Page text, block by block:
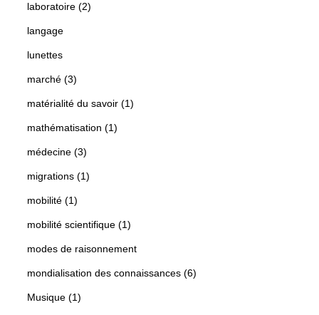
laboratoire (2)
langage
lunettes
marché (3)
matérialité du savoir (1)
mathématisation (1)
médecine (3)
migrations (1)
mobilité (1)
mobilité scientifique (1)
modes de raisonnement
mondialisation des connaissances (6)
Musique (1)